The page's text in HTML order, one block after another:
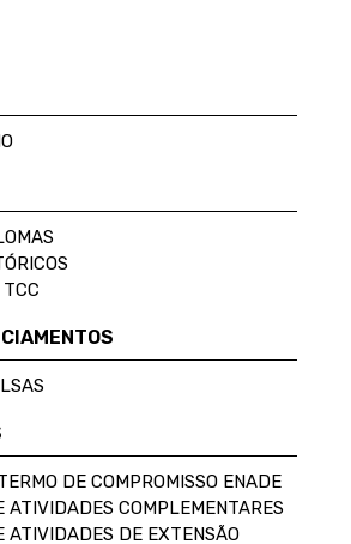
TCC
DE COMPROMISSO ENADE
ATIVIDADES COMPLEMENTARES
ATIVIDADES DE EXTENSÃO